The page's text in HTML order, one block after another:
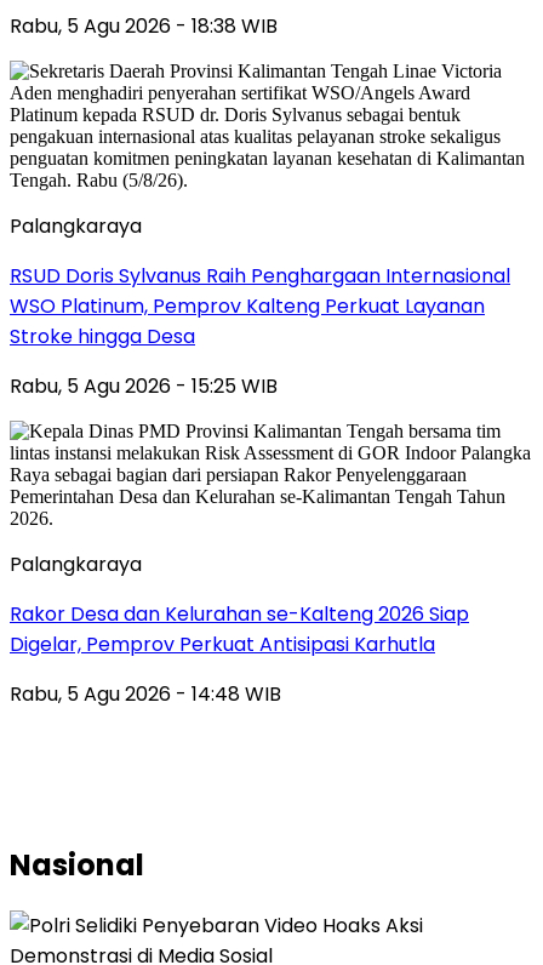
Rabu, 5 Agu 2026 - 18:38 WIB
Palangkaraya
RSUD Doris Sylvanus Raih Penghargaan Internasional
WSO Platinum, Pemprov Kalteng Perkuat Layanan
Stroke hingga Desa
Rabu, 5 Agu 2026 - 15:25 WIB
Palangkaraya
Rakor Desa dan Kelurahan se-Kalteng 2026 Siap
Digelar, Pemprov Perkuat Antisipasi Karhutla
Rabu, 5 Agu 2026 - 14:48 WIB
Nasional